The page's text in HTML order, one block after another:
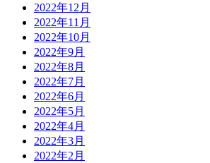
2022年12月
2022年11月
2022年10月
2022年9月
2022年8月
2022年7月
2022年6月
2022年5月
2022年4月
2022年3月
2022年2月